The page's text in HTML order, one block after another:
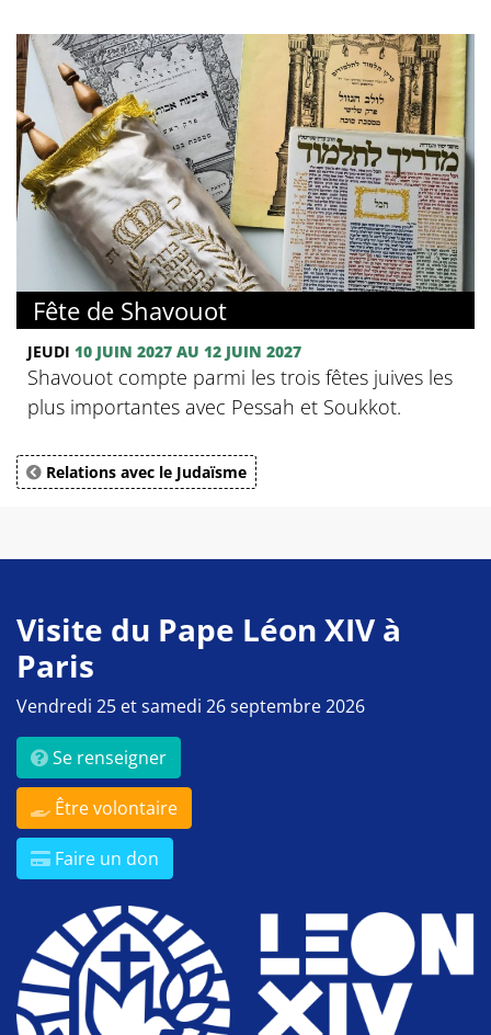
Fête de Shavouot
JEUDI 10 JUIN 2027 AU 12 JUIN 2027
Shavouot compte parmi les trois fêtes juives les
plus importantes avec Pessah et Soukkot.
Relations avec le Judaïsme
Visite du Pape Léon XIV à
Paris
Vendredi 25 et samedi 26 septembre 2026
Se renseigner
Être volontaire
Faire un don